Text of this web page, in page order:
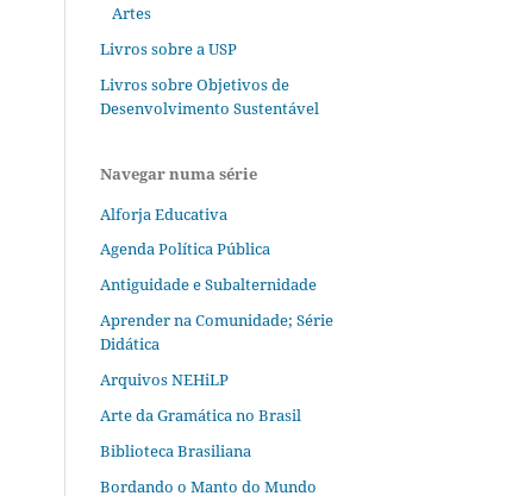
Artes
Livros sobre a USP
Livros sobre Objetivos de
Desenvolvimento Sustentável
Navegar numa série
Alforja Educativa
Agenda Política Pública
Antiguidade e Subalternidade
Aprender na Comunidade; Série
Didática
Arquivos NEHiLP
Arte da Gramática no Brasil
Biblioteca Brasiliana
Bordando o Manto do Mundo